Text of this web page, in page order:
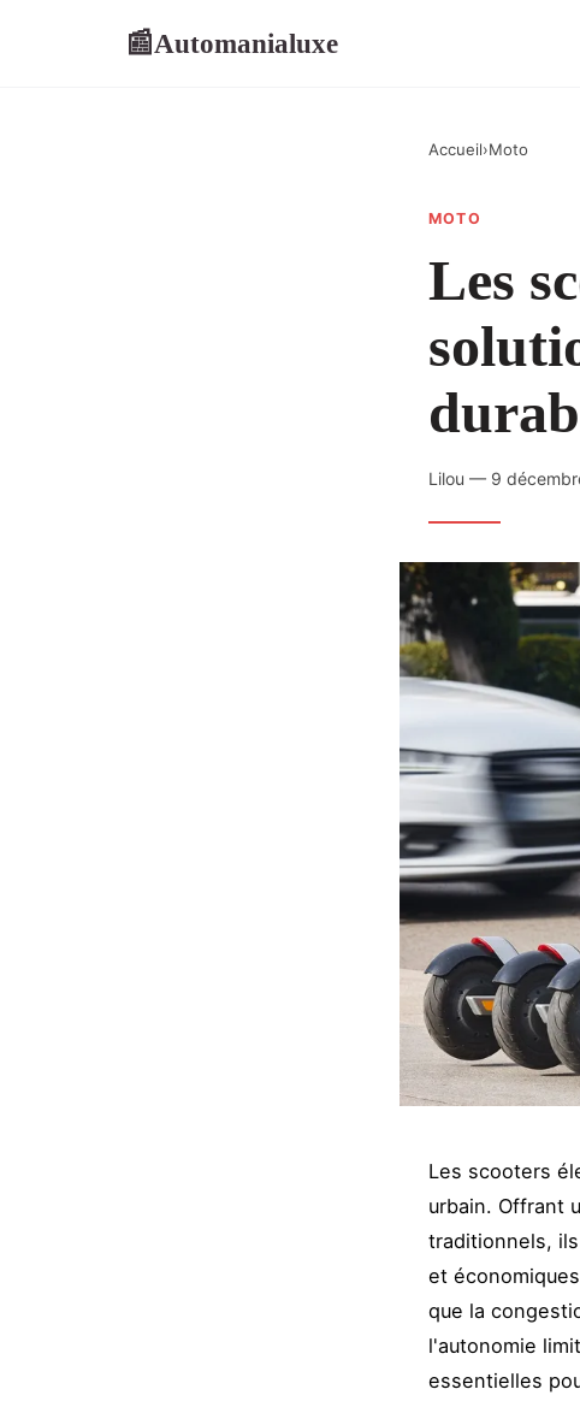
📰Automanialuxe
Accueil›Moto
MOTO
Les
Lilou — 9
Les scooters
urbain. Offrant
traditionnels,
et
que la
l'autonomie
essentielles